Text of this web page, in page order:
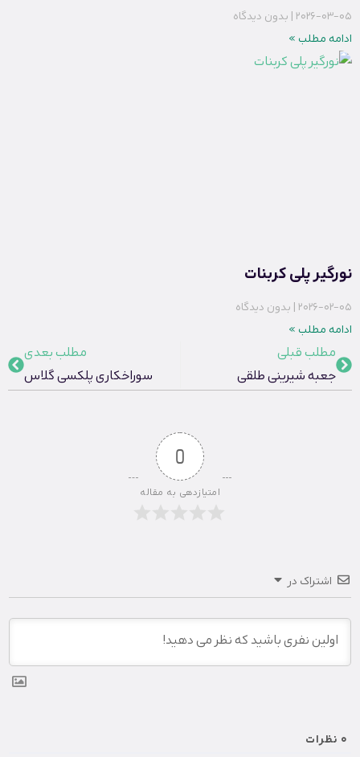
2026-03-05 بدون دیدگاه
ادامه مطلب »
نورگیر پلی کربنات
2026-02-05 بدون دیدگاه
ادامه مطلب »
مطلب قبلی
جعبه شیرینی طلقی
مطلب بعدی
سوراخکاری پلکسی گلاس
0
امتیازدهی به مقاله
اشتراک در
0 نظرات